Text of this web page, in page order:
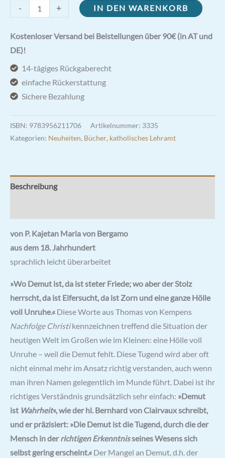
-
des
Herzens
Menge
+ IN DEN WARENKORB
Kostenloser Versand bei Beistellungen über 90€ (in AT und
DE)!
14-tägiges Rückgaberecht
einfache Rückerstattung
Sichere Bezahlung
ISBN: 9783956211706 Artikelnummer: 3335
Kategorien: Neuheiten, Bücher, katholisches Lehramt
Beschreibung
von P. Kajetan Maria von Bergamo
aus dem 18. Jahrhundert
sprachlich leicht überarbeitet
»Wo Demut ist, da ist steter Friede; wo aber der Stolz
herrscht, da ist Eifersucht, da ist Zorn und eine ganze Hölle
voll Unruhe.« Diese Worte aus Thomas von Kempens
Nachfolge Christikennzeichnen treffend die Situation der
heutigen Welt im Großen wie im Kleinen: eine Hölle voll
Unruhe – weil die Demut fehlt. Diese Tugend wird aber oft
nicht einmal mehr im Ansatz richtig verstanden, auch wenn
man ihren Namen gelegentlich im Munde führt. Dabei ist ihr
richtiges Verständnis grundsätzlich sehr einfach: »Demut
ist Wahrheit«, wie der hl. Bernhard von Clairvaux schreibt,
und er präzisiert: »Die Demut ist die Tugend, durch die der
Mensch in derrichtigen Erkenntnisseines Wesens sich
selbst gering erscheint.« Der Mangel an Demut, d.h. der